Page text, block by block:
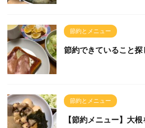
節約とメニュー
節約できていること探
節約とメニュー
【節約メニュー】大